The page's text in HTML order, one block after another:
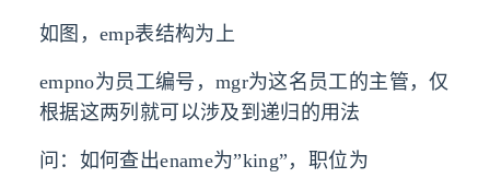
如图，emp表结构为上
empno为员工编号，mgr为这名员工的主管，仅
根据这两列就可以涉及到递归的用法
问：如何查出ename为”king”，职位为